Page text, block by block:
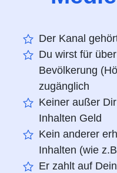
Der Kanal
Du wirst für
Bevölkerung
zugänglich
Keiner außer
Inhalten Geld
Kein anderer
Inhalten (wie
Er zahlt auf